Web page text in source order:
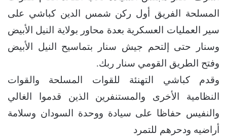
المسلحة الفريق أول ركن شمس الدين كباشي على
سير العمليات العسكرية بعدة محاور بولاية النيل الأبيض
وسنار حتى إلتحم جيش سنار بتماسيح النيل الأبيض
وفتح الطريق القومي سنار ربك.
وقدم كباشي التهنئة للقوات المسلحة والقوات
النظامية الأخرى والمستنفرين الذين قدموا الغالي
والنفيس حفاظا على سيادة ووحدة السودان وسلامة
أراضيه ودحرهم للتمرد